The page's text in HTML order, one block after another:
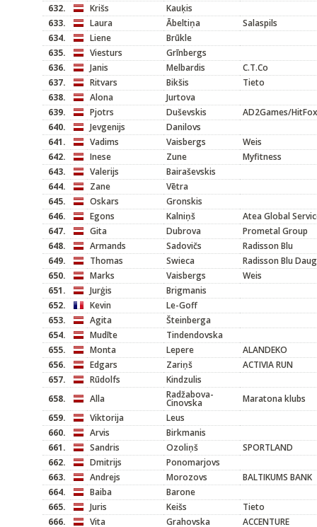
632.
Krišs
Kauķis
633.
Laura Ābeltiņa
Salaspils
634.
Liene
Brūkle
635.
Viesturs
Grīnbergs
636.
Janis Melbardis
C.T.Co
637.
Ritvars Bikšis
Tieto
638.
Alona
Jurtova
639.
Pjotrs Duševskis
AD2Games/HitFox
640.
Jevgenijs
Danilovs
641.
Vadims Vaisbergs
Weis
642.
Inese Zune
Myfitness
643.
Valerijs
Bairaševskis
644.
Zane
Vētra
645.
Oskars
Gronskis
646.
Egons Kalniņš
Atea Global
647.
Gita Dubrova
Prometal Group
648.
Armands Sadovičs
Radisson Blu
649.
Thomas Swieca
Radisson Blu
650.
Marks Vaisbergs
Weis
651.
Jurģis
Brigmanis
652.
Kevin
Le-Goff
653.
Agita
Šteinberga
654.
Mudīte
Tindendovska
655.
Monta Lepere
ALANDEKO
656.
Edgars Zariņš
ACTIVIA RUN
657.
Rūdolfs
Kindzulis
658.
Alla Radžabova-
Cinovska
Maratona klubs
659.
Viktorija
Leus
660.
Arvis
Birkmanis
661.
Sandris Ozoliņš
SPORTLAND
662.
Dmitrijs
Ponomarjovs
663.
Andrejs Morozovs
BALTIKUMS BANK
664.
Baiba
Barone
665.
Juris Keišs
Tieto
666.
Vita Grahovska ACCENTURE